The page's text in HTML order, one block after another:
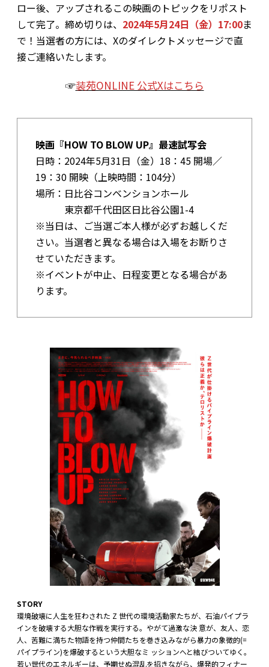
ロー後、アップされるこの映画のトピックをリポスト
して完了。締め切りは、 2024年5月24日（金）17:00ま
で！当選者の方には、Xのダイレクトメッセージで直
接ご連絡いたします。
☞装苑ONLINE 公式Xはこちら
映画『HOW TO BLOW UP』最速試写会
日時：2024年5月31日（金）18：45 開場／
19：30 開映（上映時間：104分）
場所：日比谷コンベンションホール
東京都千代田区日比谷公園1-4
※当日は、ご当選ご本人様が必ずお越しくだ
さい。当選者と異なる場合は入場をお断りさ
せていただきます。
※イベントが中止、日程変更となる場合があ
ります。
STORY
環境破壊に人生を狂わされた Z 世代の環境活動家たちが、石油パイプラ
インを破壊する大胆な作戦を実行する。やがて過激な決 意が、友人、恋
人、苦難に満ちた物語を持つ仲間たちを巻き込みながら暴力の象徴的(=
パイプライン)を爆破するという大胆なミ ッションへと結びついてゆく。
若い世代のエネルギーは、予期せぬ混乱を招きながら、爆発的フィナー